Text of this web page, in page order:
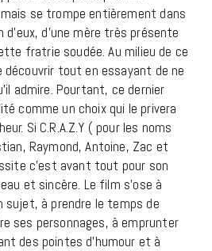
se trompe entièrement dans
d’une mère très présente
fratrie soudée. Au milieu de ce
tout en essayant de ne
admire. Pourtant, ce dernier
comme un choix qui le privera
Si C.R.A.Z.Y ( pour les noms
Raymond, Antoine, Zac et
c’est avant tout pour son
et sincère. Le film s’ose à
sujet, à prendre le temps de
ses personnages, à emprunter
des pointes d’humour et à